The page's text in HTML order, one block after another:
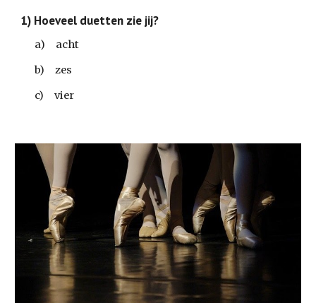
1) Hoeveel duetten zie jij?
a)     acht
b)     zes
c)     vier